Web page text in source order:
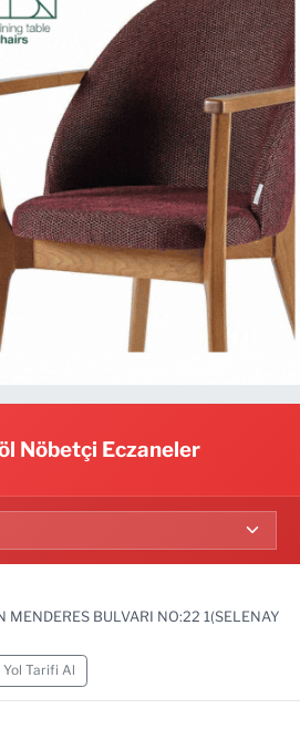
Nöbetçi Eczaneler
MENDERES BULVARI NO:22 1(SELENAY
Yol Tarifi Al